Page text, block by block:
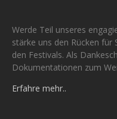
Werde Teil unseres
stärke uns den Rücken für
den Festivals. Als
Dokumentationen zum
Erfahre mehr..